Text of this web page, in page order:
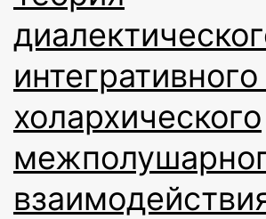
интегративного
холархического